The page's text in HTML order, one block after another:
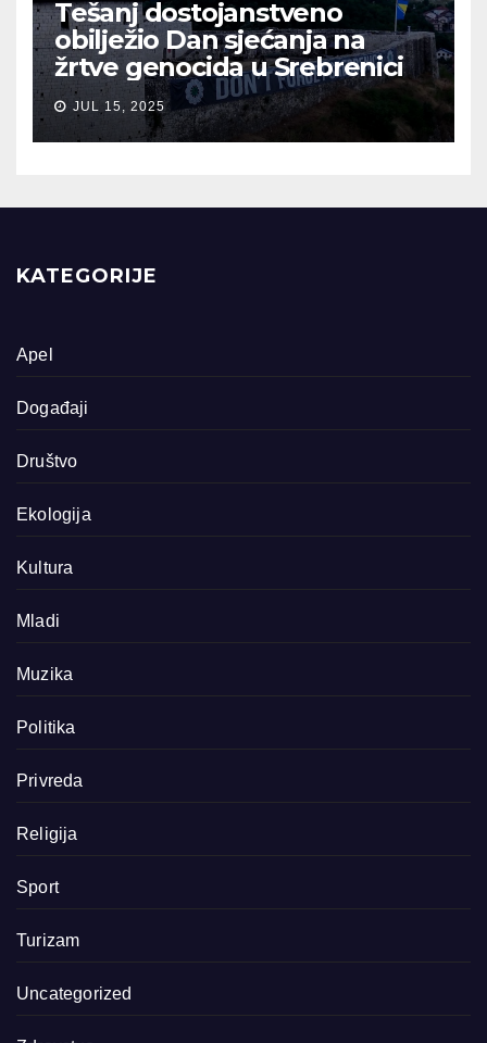
Tešanj dostojanstveno
obilježio Dan sjećanja na
žrtve genocida u Srebrenici
JUL 15, 2025
KATEGORIJE
Apel
Događaji
Društvo
Ekologija
Kultura
Mladi
Muzika
Politika
Privreda
Religija
Sport
Turizam
Uncategorized